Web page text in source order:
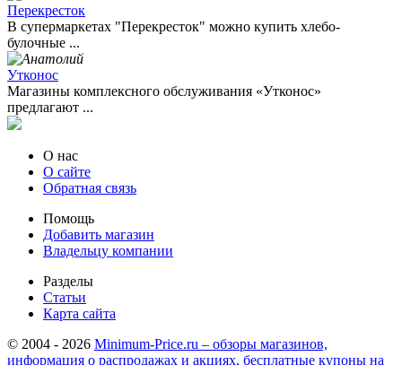
Перекресток
В супермаркетах "Перекресток" можно купить хлебо-
булочные ...
Утконос
Магазины комплексного обслуживания «Утконос»
предлагают ...
О нас
О сайте
Обратная связь
Помощь
Добавить магазин
Владельцу компании
Разделы
Статьи
Карта сайта
© 2004 - 2026 Minimum-Price.ru – обзоры магазинов,
информация о распродажах и акциях, бесплатные купоны на